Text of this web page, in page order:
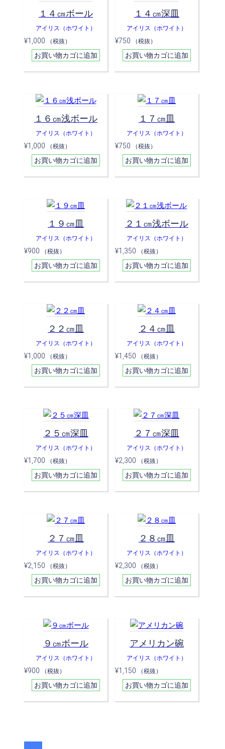
１４㎝ボール
アイリス（ホワイト）
¥1,000 （税抜）
お買い物カゴに追加
１４㎝深皿
アイリス（ホワイト）
¥750 （税抜）
お買い物カゴに追加
１６㎝浅ボール
アイリス（ホワイト）
¥1,000 （税抜）
お買い物カゴに追加
１７㎝皿
アイリス（ホワイト）
¥750 （税抜）
お買い物カゴに追加
１９㎝皿
アイリス（ホワイト）
¥900 （税抜）
お買い物カゴに追加
２１㎝浅ボール
アイリス（ホワイト）
¥1,350 （税抜）
お買い物カゴに追加
２２㎝皿
アイリス（ホワイト）
¥1,000 （税抜）
お買い物カゴに追加
２４㎝皿
アイリス（ホワイト）
¥1,450 （税抜）
お買い物カゴに追加
２５㎝深皿
アイリス（ホワイト）
¥1,700 （税抜）
お買い物カゴに追加
２７㎝深皿
アイリス（ホワイト）
¥2,300 （税抜）
お買い物カゴに追加
２７㎝皿
アイリス（ホワイト）
¥2,150 （税抜）
お買い物カゴに追加
２８㎝皿
アイリス（ホワイト）
¥2,300 （税抜）
お買い物カゴに追加
９㎝ボール
アイリス（ホワイト）
¥900 （税抜）
お買い物カゴに追加
アメリカン碗
アイリス（ホワイト）
¥1,150 （税抜）
お買い物カゴに追加